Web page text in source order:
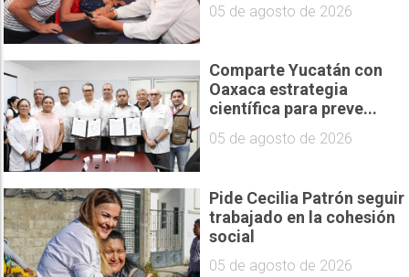
05 de agosto de 2026
Comparte Yucatán con
Oaxaca estrategia
científica para preve...
05 de agosto de 2026
Pide Cecilia Patrón seguir
trabajado en la cohesión
social
05 de agosto de 2026